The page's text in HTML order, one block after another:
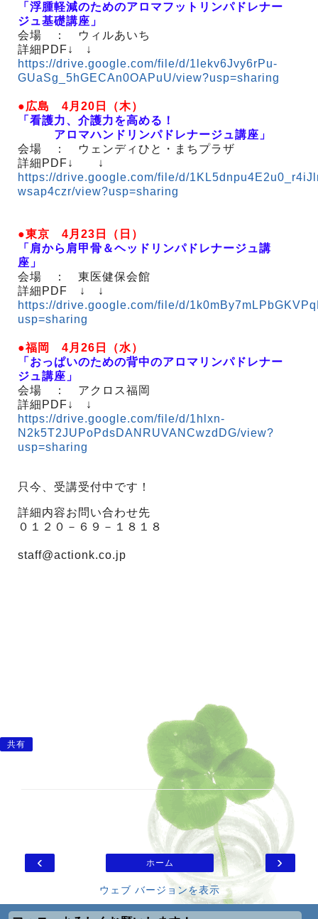
「浮腫軽減のためのアロマフットリンパドレナー
ジュ基礎講座」
会場 ： ウィルあいち
詳細PDF↓ ↓
https://drive.google.com/file/d/1lekv6Jvy6rPu-
GUaSg_5hGECAn0OAPuU/view?usp=sharing
●広島 4月20日（木）
「看護力、介護力を高める！
アロマハンドリンパドレナージュ講座」
会場 ： ウェンディひと・まちプラザ
詳細PDF↓ ↓
https://drive.google.com/file/d/
wsap4czr/view?usp=sharing
●東京 4月23日（日）
「肩から肩甲骨＆ヘッドリンパドレナージュ講
座」
会場 ： 東医健保会館
詳細PDF ↓ ↓
https://drive.google.com/file/d/
usp=sharing
●福岡 4月26日（水）
「おっぱいのための背中のアロマリンパドレナー
ジュ講座」
会場 ： アクロス福岡
詳細PDF↓ ↓
https://drive.google.com/file/d/1hlxn-
N2k5T2JUPoPdsDANRUVANCwzdDG/view?
usp=sharing
只今、受講受付中です！
詳細内容お問い合わせ先
０１２０－６９－１８１８
staff@actionk.co.jp
共有
‹ ›
ホーム
ウェブ バージョンを表示